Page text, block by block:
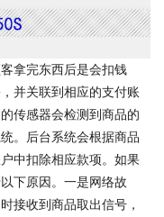
拿完东西后是会扣钱
并关联到相应的支付账
传感器会检测到商品的
。后台系统会根据商品
中扣除相应款项。如果
下原因。一是网络故
接收到商品取出信号，